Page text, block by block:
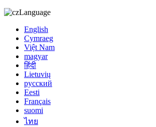
Language
English
Cymraeg
Việt Nam
magyar
हिंदी
Lietuvių
русский
Eesti
Français
suomi
ไทย